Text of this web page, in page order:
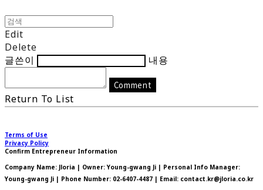
Edit
Delete
글쓴이
내용
Comment
Return To List
Terms of Use
Privacy Policy
Confirm Entrepreneur Information
Company Name: Jloria | Owner: Young-gwang Ji | Personal Info Manager:
Young-gwang Ji | Phone Number: 02-6407-4487 | Email: contact.kr@jloria.co.kr